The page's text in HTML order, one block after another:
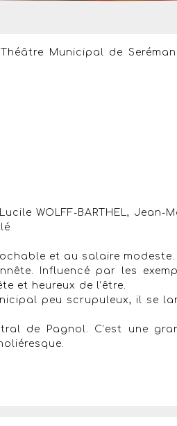
Municipal de
WOLFF-BARTHEL, Jean-
et au salaire modeste.
Influencé par les
et heureux de l’être.
peu scrupuleux, il se
de Pagnol. C’est une